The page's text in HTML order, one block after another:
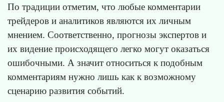
По традиции отметим, что любые комментарии
трейдеров и аналитиков являются их личным
мнением. Соответственно, прогнозы экспертов и
их видение происходящего легко могут оказаться
ошибочными. А значит относиться к подобным
комментариям нужно лишь как к возможному
сценарию развития событий.